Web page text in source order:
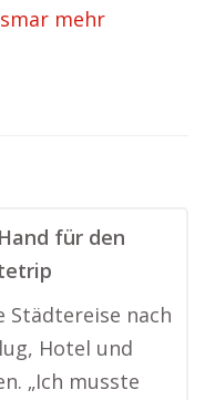
mehr
für den
Städtereise nach
Hotel und
„Ich musste